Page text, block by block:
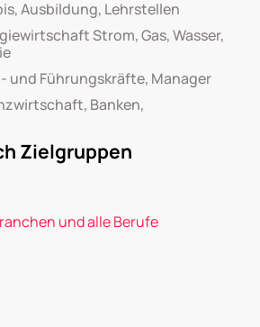
Ausbildung, Lehrstellen
Strom, Gas, Wasser,
und Führungskräfte, Manager
Banken,
Zielgruppen
und alle Berufe